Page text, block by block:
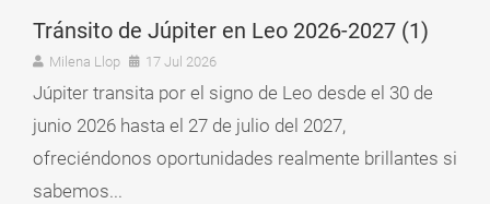
Tránsito de Júpiter en Leo 2026-2027 (1)
Milena Llop 17 Jul 2026
Júpiter transita por el signo de Leo desde el 30 de
junio 2026 hasta el 27 de julio del 2027,
ofreciéndonos oportunidades realmente brillantes si
sabemos...